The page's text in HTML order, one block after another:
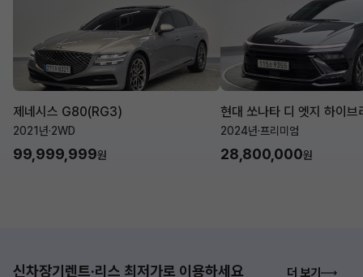
제네시스 G80(RG3)
2021년·2WD
99,999,999원
현대 쏘나타 디 엣지 하이
2024년·프리미엄
28,800,000원
신차장기렌트·리스 최저가로 이용하세요 더 보기